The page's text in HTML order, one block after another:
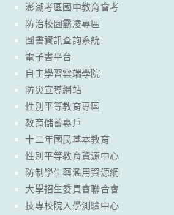
澎湖考區國中教育會考
防治校園霸凌專區
圖書資訊查詢系統
電子書平台
自主學習雲端學院
防災宣導網站
性別平等教育專區
教育儲蓄專戶
十二年國民基本教育
性別平等教育資源中心
防制學生藥濫用資源網
大學招生委員會聯合會
技專校院入學測驗中心